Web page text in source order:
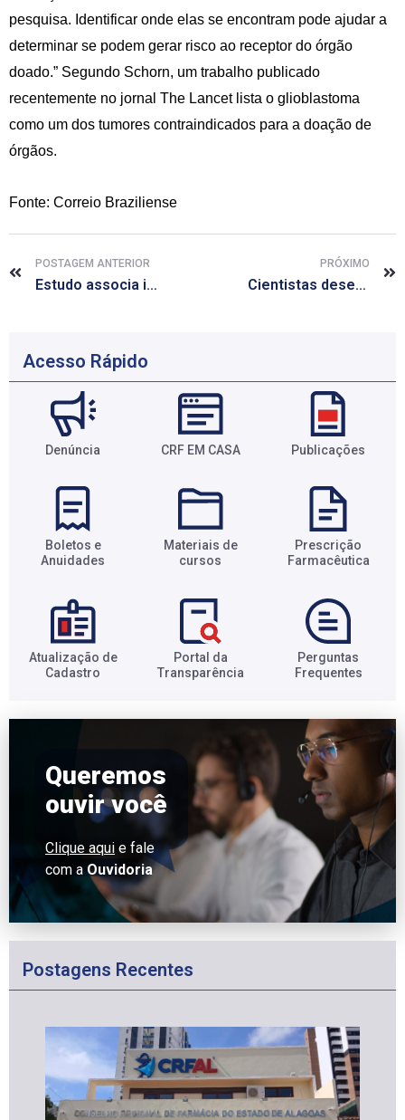
pesquisa. Identificar onde elas se encontram pode ajudar a
determinar se podem gerar risco ao receptor do órgão
doado.” Segundo Schorn, um trabalho publicado
recentemente no jornal The Lancet lista o glioblastoma
como um dos tumores contraindicados para a doação de
órgãos.
Fonte: Correio Braziliense
POSTAGEM ANTERIOR
Estudo associa insônia do adolescente a depressão e ansiedade
PRÓXIMO
Cientistas desenvolvem camundongos transparentes
Acesso Rápido
Denúncia CRF EM CASA Publicações
Boletos e
Anuidades​
Materiais de
cursos​
Prescrição
Farmacêutica​
Atualização de
Cadastro​
Portal da
Transparência​
Perguntas
Frequentes​
Queremos
ouvir você
Clique aqui e fale
com aOuvidoria
Postagens Recentes